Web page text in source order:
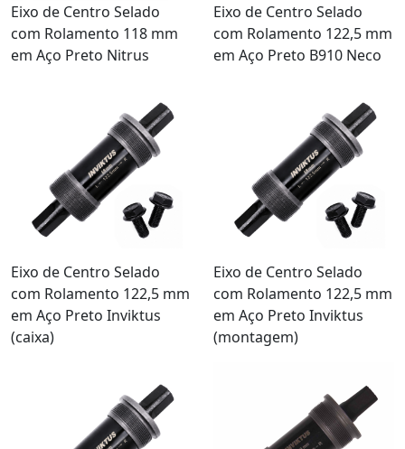
Eixo de Centro Selado
com Rolamento 118 mm
em Aço Preto Nitrus
Eixo de Centro Selado
com Rolamento 122,5 mm
em Aço Preto B910 Neco
Eixo de Centro Selado
com Rolamento 122,5 mm
em Aço Preto Inviktus
(caixa)
Eixo de Centro Selado
com Rolamento 122,5 mm
em Aço Preto Inviktus
(montagem)